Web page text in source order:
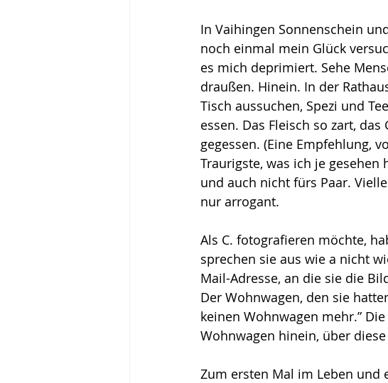
In Vaihingen Sonnenschein
noch einmal mein Glück
es mich deprimiert. Sehe
draußen. Hinein. In der
Tisch aussuchen, Spezi und
essen. Das Fleisch so zart,
gegessen. (Eine Empfehlung,
Traurigste, was ich je gesehen
und auch nicht fürs Paar.
nur arrogant.
Als C. fotografieren möchte,
sprechen sie aus wie a nicht
Mail-Adresse, an die sie die
Der Wohnwagen, den sie
keinen Wohnwagen mehr.”
Wohnwagen hinein, über
Zum ersten Mal im Leben und